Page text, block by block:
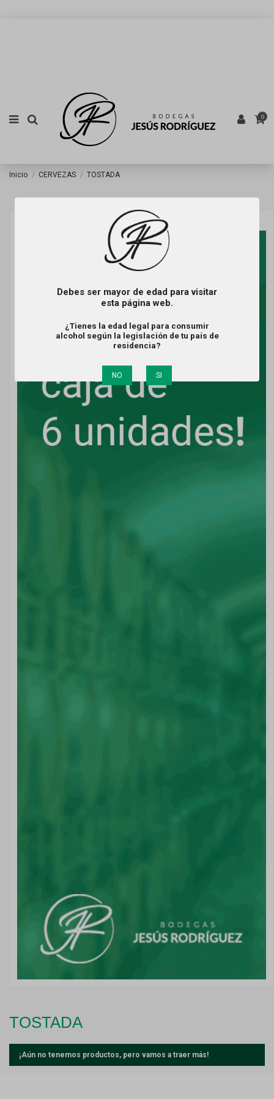
Debes ser mayor de edad para visitar
esta página web.
¿Tienes la edad legal para consumir
alcohol según la legislación de tu país de
residencia?
NO SI
0
Inicio CERVEZAS TOSTADA
TOSTADA
¡Aún no tenemos productos, pero vamos a traer más!